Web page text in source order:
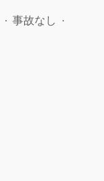
事故なし